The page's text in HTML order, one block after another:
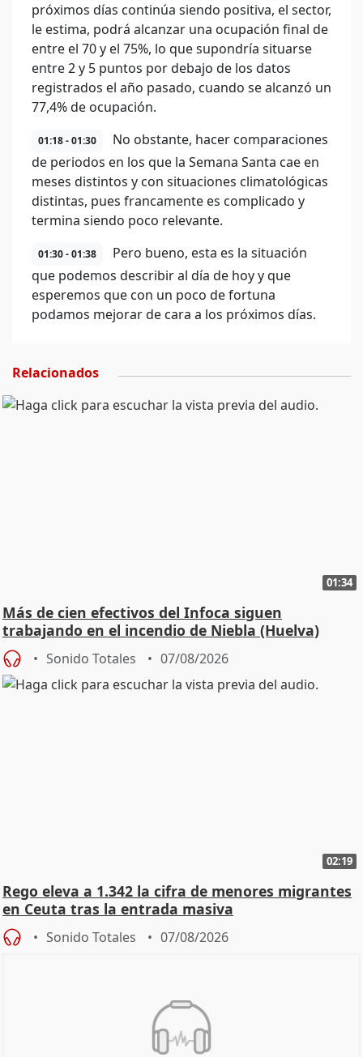
próximos días continúa siendo positiva, el sector,
le estima, podrá alcanzar una ocupación final de
entre el 70 y el 75%, lo que supondría situarse
entre 2 y 5 puntos por debajo de los datos
registrados el año pasado, cuando se alcanzó un
77,4% de ocupación.
01:18 - 01:30
No obstante, hacer comparaciones
de periodos en los que la Semana Santa cae en
meses distintos y con situaciones climatológicas
distintas, pues francamente es complicado y
termina siendo poco relevante.
01:30 - 01:38
Pero bueno, esta es la situación
que podemos describir al día de hoy y que
esperemos que con un poco de fortuna
podamos mejorar de cara a los próximos días.
Relacionados
01:34
Más de cien efectivos del Infoca siguen
trabajando en el incendio de Niebla (Huelva)
Sonido Totales 07/08/2026
02:19
Rego eleva a 1.342 la cifra de menores migrantes
en Ceuta tras la entrada masiva
Sonido Totales 07/08/2026